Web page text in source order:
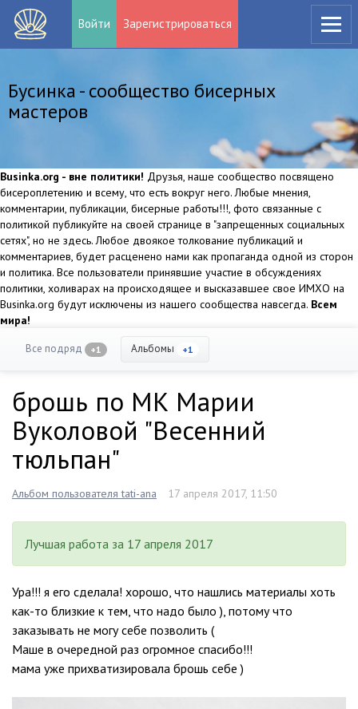
Войти Зарегистрироваться
Бусинка - сообщество бисерных
мастеров
Businka.org - вне политики! Друзья, наше сообщество посвящено
бисероплетению и всему, что есть вокруг него. Любые мнения,
комментарии, публикации, бисерные работы!!!, фото связанные с
политикой публикуйте на своей странице в "запрещенных социальных
сетях", но не здесь. Любое двоякое толкование публикаций и
комментариев, будет расценено нами как пропаганда одной из сторон
и политика. Все пользователи принявшие участие в обсуждениях
политики, холиварах на происходящее и высказавшее свое ИМХО на
Businka.org будут исключены из нашего сообщества навсегда. Всем
мира!
Все подряд +1 Альбомы +1
брошь по МК Марии
Вуколовой "Весенний
тюльпан"
Альбом пользователя tati-ana 17 апреля 2017, 11:50
Лучшая работа за 17 апреля 2017
Ура!!! я его сделала! хорошо, что нашлись материалы хоть
как-то близкие к тем, что надо было ), потому что
заказывать не могу себе позволить (
Маше в очередной раз огромное спасибо!!!
мама уже прихватизировала брошь себе )